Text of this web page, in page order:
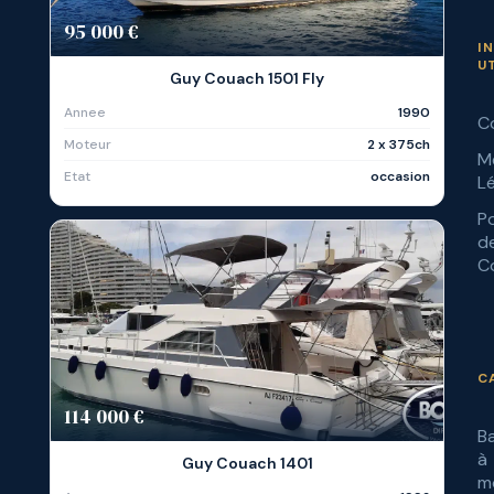
95 000 €
Guy Couach 1501 Fly
Annee
1990
Moteur
2 x 375ch
Etat
occasion
114 000 €
Guy Couach 1401
à